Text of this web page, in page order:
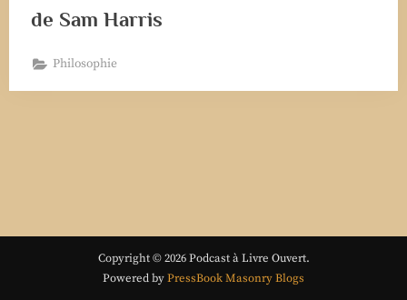
de Sam Harris
Philosophie
Copyright © 2026 Podcast à Livre Ouvert.
Powered byPressBook Masonry Blogs